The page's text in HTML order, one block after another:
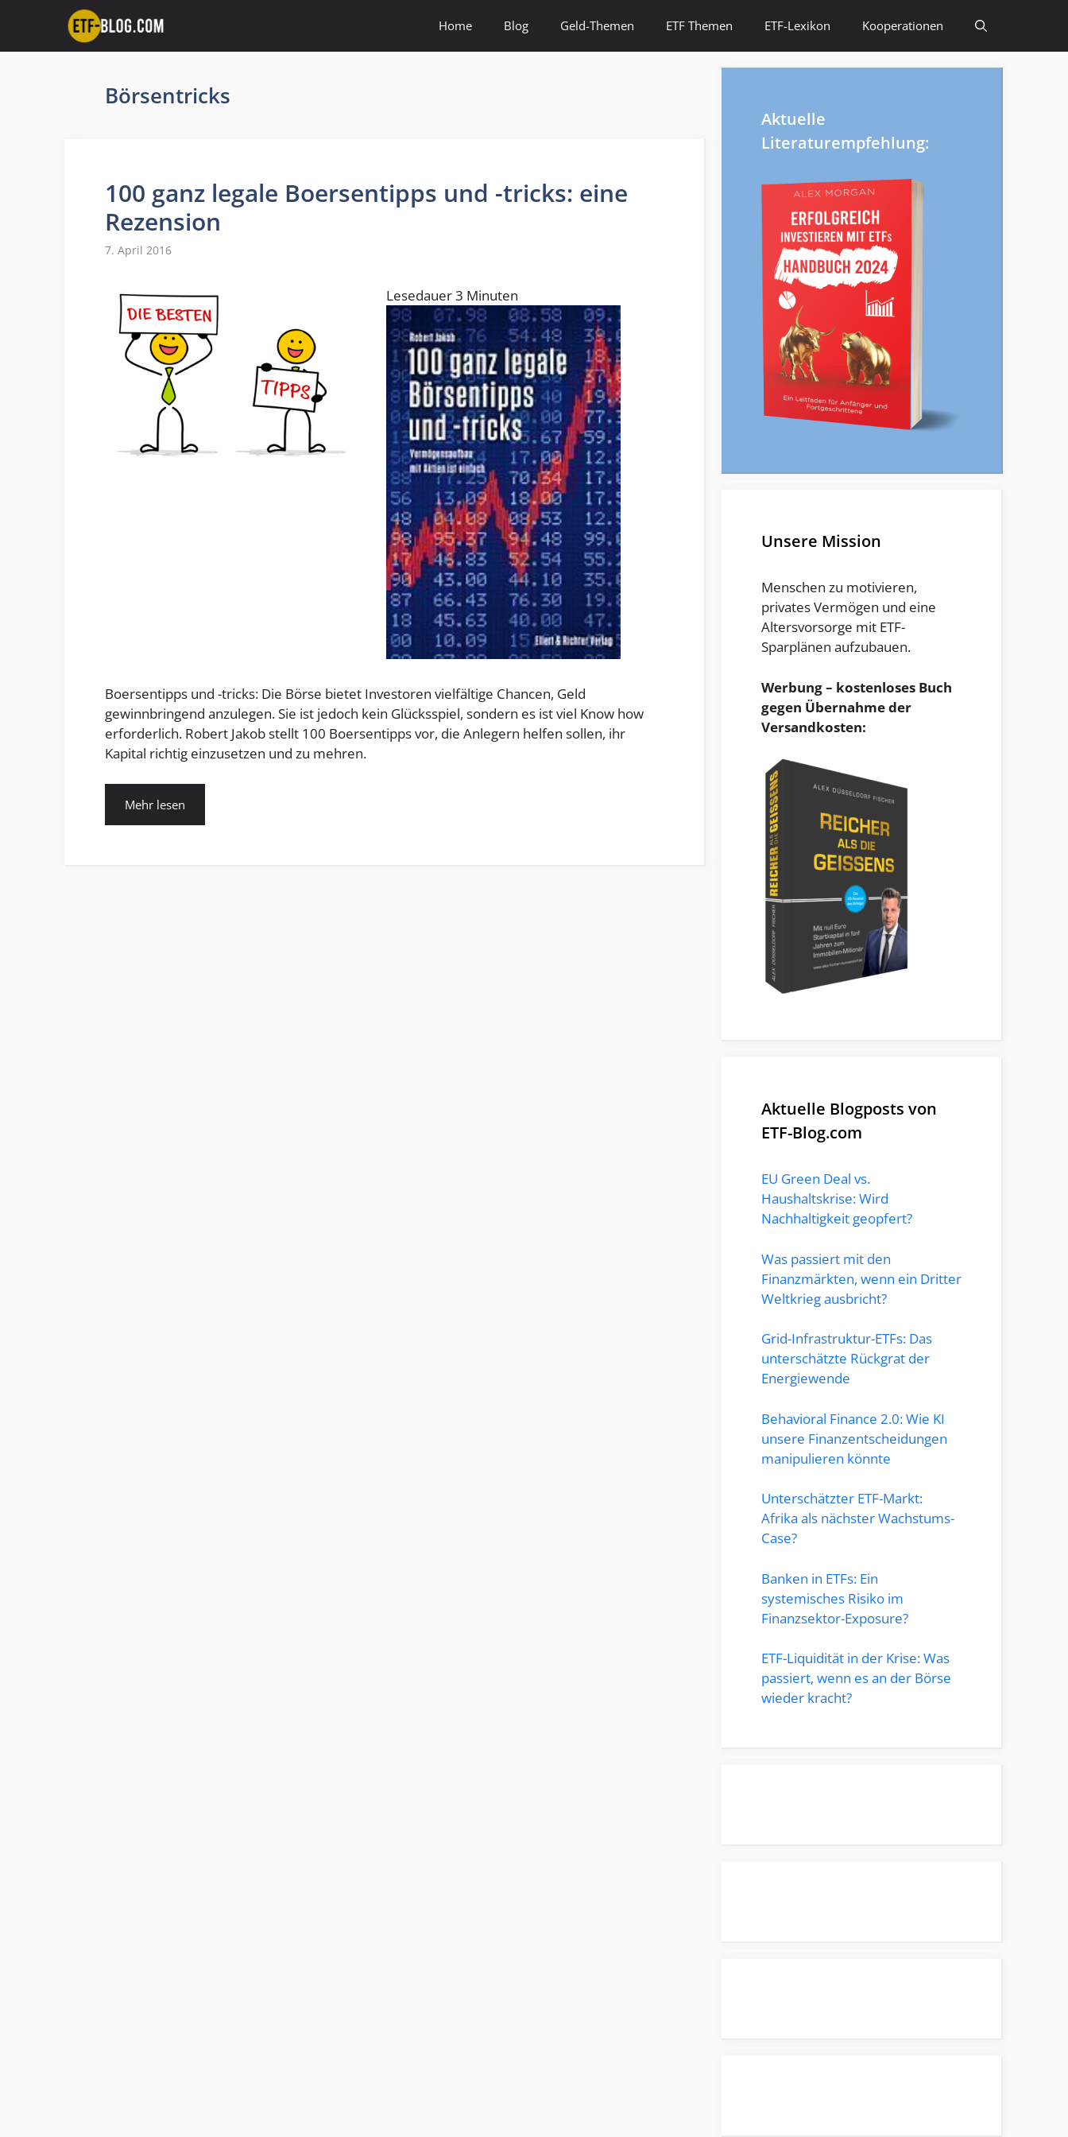
springen
Home Blog Geld-Themen ETF Themen ETF-Lexikon Kooperationen
Börsentricks
100 ganz legale Boersentipps und -tricks: eine
Rezension
7. April 2016
Lesedauer3 Minuten
Boersentipps und -tricks: Die Börse bietet Investoren vielfältige Chancen, Geld
gewinnbringend anzulegen. Sie ist jedoch kein Glücksspiel, sondern es ist viel Know how
erforderlich. Robert Jakob stellt 100 Boersentipps vor, die Anlegern helfen sollen, ihr
Kapital richtig einzusetzen und zu mehren.
Mehr lesen
Aktuelle
Literaturempfehlung:
Unsere Mission
Menschen zu motivieren,
privates Vermögen und eine
Altersvorsorge mit ETF-
Sparplänen aufzubauen.
Werbung – kostenloses Buch
gegen Übernahme der
Versandkosten:
Aktuelle Blogposts von
ETF-Blog.com
EU Green Deal vs.
Haushaltskrise: Wird
Nachhaltigkeit geopfert?
Was passiert mit den
Finanzmärkten, wenn ein Dritter
Weltkrieg ausbricht?
Grid-Infrastruktur-ETFs: Das
unterschätzte Rückgrat der
Energiewende
Behavioral Finance 2.0: Wie KI
unsere Finanzentscheidungen
manipulieren könnte
Unterschätzter ETF-Markt:
Afrika als nächster Wachstums-
Case?
Banken in ETFs: Ein
systemisches Risiko im
Finanzsektor-Exposure?
ETF-Liquidität in der Krise: Was
passiert, wenn es an der Börse
wieder kracht?